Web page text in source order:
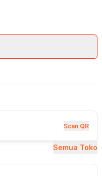
Scan QR
Semua Toko